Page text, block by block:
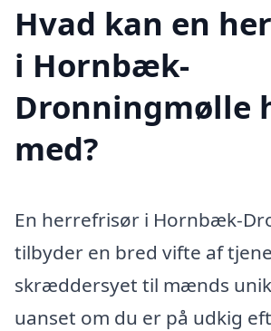
Hvad kan en
i Hornbæk-
Dronningmølle
med?
En herrefrisør i Hornbæk-
tilbyder en bred vifte af
skræddersyet til mænds
uanset om du er på udkig